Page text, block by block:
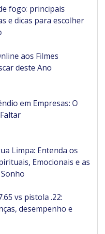
fogo: principais
e dicas para escolher
aos Filmes
deste Ano
em Empresas: O
Limpa: Entenda os
Emocionais e as
vs pistola .22:
desempenho e